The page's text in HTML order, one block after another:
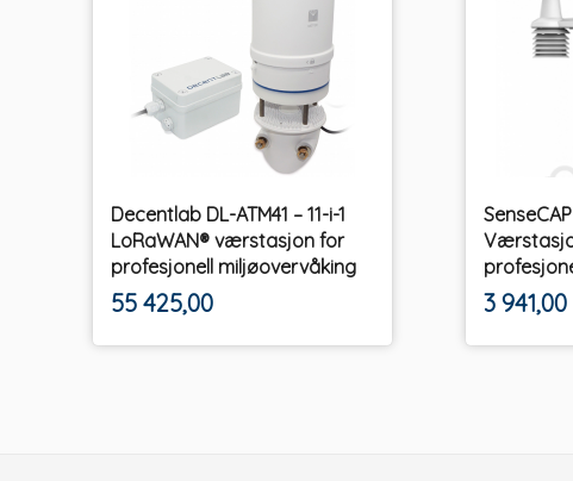
Decentlab DL-ATM41 – 11-i-1
LoRaWAN® værstasjon for
profesjonell miljøovervåking
Pris
55 425,00mva.
Pris
3 941,00